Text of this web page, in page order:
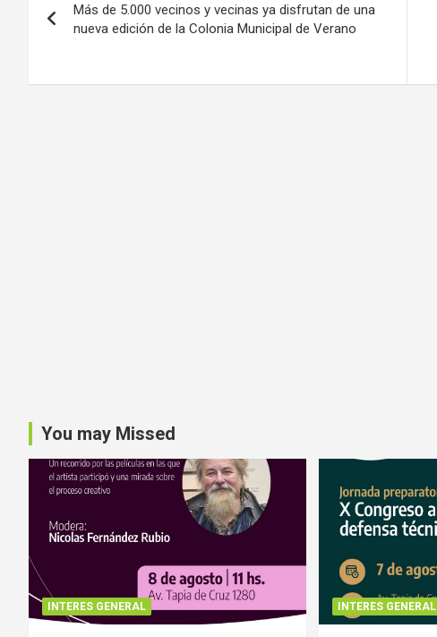
de
Más de 5.000 vecinos y vecinas ya disfrutan de una
nueva edición de la Colonia Municipal de Verano
You may Missed
INTERES GENERAL INTERES GENERAL